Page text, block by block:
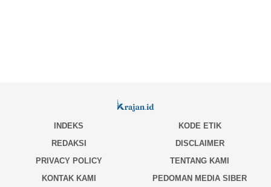
INDEKS
KODE ETIK
REDAKSI
DISCLAIMER
PRIVACY POLICY
TENTANG KAMI
KONTAK KAMI
PEDOMAN MEDIA SIBER